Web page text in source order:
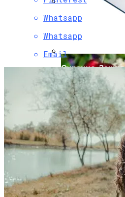
Как Правильно
Северной
Мода Для
Стиль И
Охранно-
Система (ОЗДС)
Whatsapp
Whatsapp
Email